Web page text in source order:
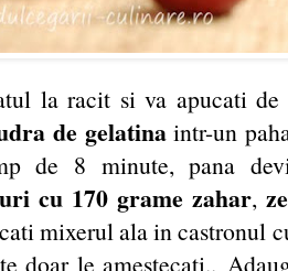
la racit si va apucati
de gelatinaintr-un
de 8 minute, pana
cu 170 grame zahar,
mixerul ala in castronul
doar le amestecati..